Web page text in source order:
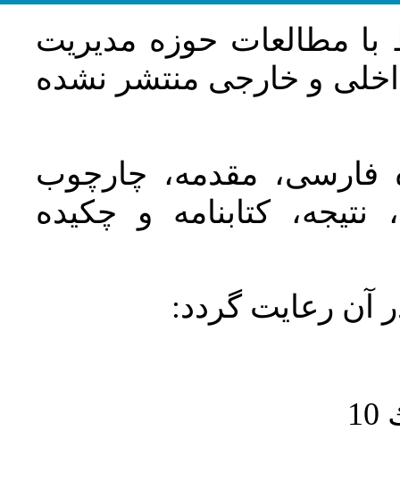
با مطالعات حوزه مديريت
و خارجی منتشر نشده
فارسی، مقدمه، چارچوب
کتابنامه و چکیده
آن رعايت گردد: